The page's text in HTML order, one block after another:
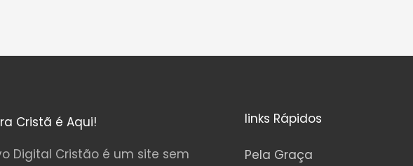
Cristã é Aqui!
Digital Cristão é um site sem
links Rápidos
Pela Graça